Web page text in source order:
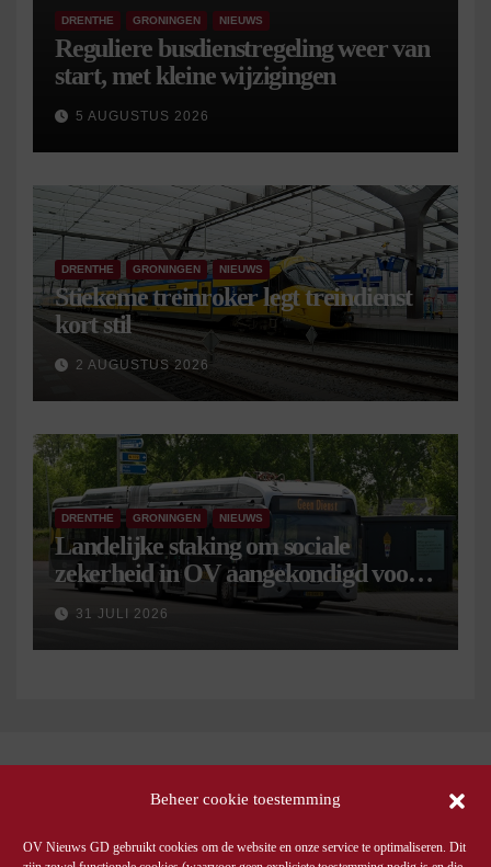
Beheer cookie toestemming
OV Nieuws GD gebruikt cookies om de website en onze service te optimaliseren. Dit
DRENTHE GRONINGEN NIEUWS
Reguliere busdienstregeling weer van
start, met kleine wijzigingen
5 AUGUSTUS 2026
DRENTHE GRONINGEN NIEUWS
Stiekeme treinroker legt treindienst
kort stil
2 AUGUSTUS 2026
DRENTHE GRONINGEN NIEUWS
Landelijke staking om sociale
zekerheid in OV aangekondigd voor 9
september
31 JULI 2026